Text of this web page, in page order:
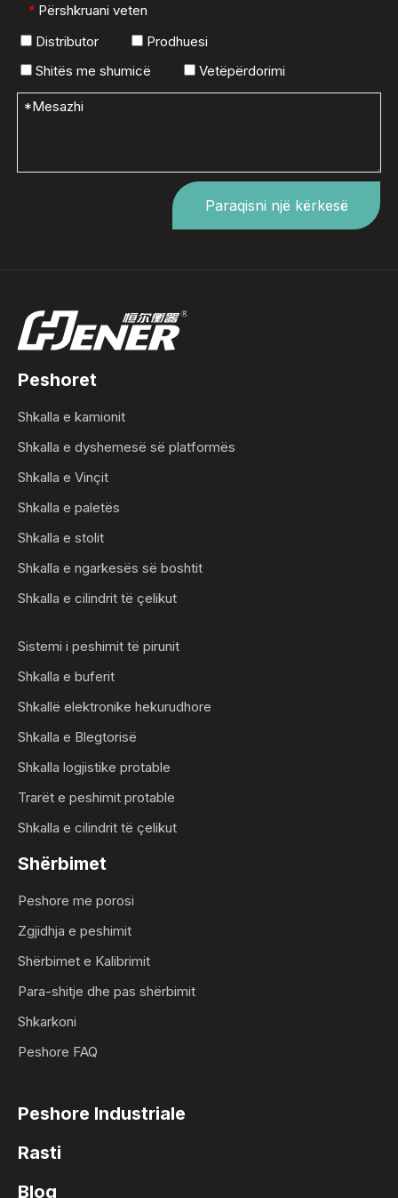
* Përshkruani veten
Distributor
Prodhuesi
Shitës me shumicë
Vetëpërdorimi
Paraqisni një kërkesë
Peshoret
Shkalla e kamionit
Shkalla e dyshemesë së platformës
Shkalla e Vinçit
Shkalla e paletës
Shkalla e stolit
Shkalla e ngarkesës së boshtit
Shkalla e cilindrit të çelikut
Sistemi i peshimit të pirunit
Shkalla e buferit
Shkallë elektronike hekurudhore
Shkalla e Blegtorisë
Shkalla logjistike protable
Trarët e peshimit protable
Shkalla e cilindrit të çelikut
Shërbimet
Peshore me porosi
Zgjidhja e peshimit
Shërbimet e Kalibrimit
Para-shitje dhe pas shërbimit
Shkarkoni
Peshore FAQ
Peshore Industriale
Rasti
Blog